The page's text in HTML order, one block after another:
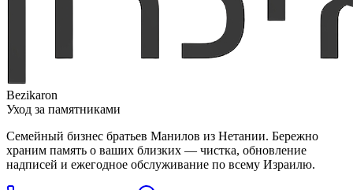
Bezikaron
Уход за памятниками
Семейный бизнес братьев Манилов из Нетании. Бережно
храним память о ваших близких — чистка, обновление
надписей и ежегодное обслуживание по всему Израилю.